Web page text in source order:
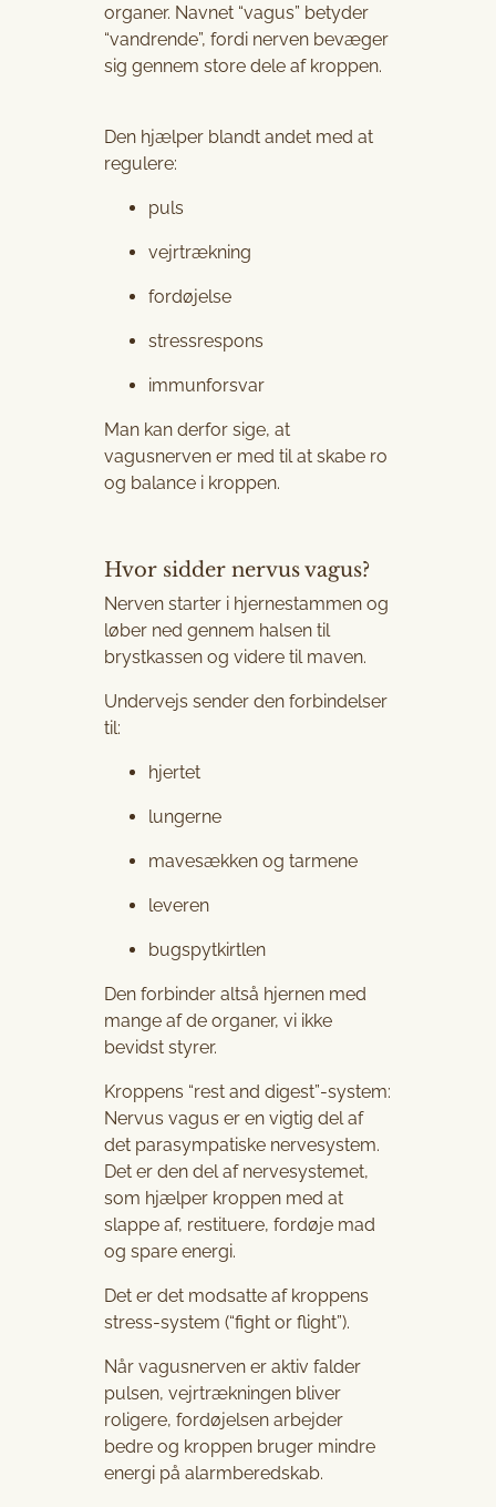
organer. Navnet “vagus” betyder
“vandrende”, fordi nerven bevæger
sig gennem store dele af kroppen.
Den hjælper blandt andet med at
regulere:
puls
vejrtrækning
fordøjelse
stressrespons
immunforsvar
Man kan derfor sige, at
vagusnerven er med til at skabe ro
og balance i kroppen.
Hvor sidder nervus vagus?
Nerven starter i hjernestammen og
løber ned gennem halsen til
brystkassen og videre til maven.
Undervejs sender den forbindelser
til:
hjertet
lungerne
mavesækken og tarmene
leveren
bugspytkirtlen
Den forbinder altså hjernen med
mange af de organer, vi ikke
bevidst styrer.
Kroppens “rest and digest”-system:
Nervus vagus er en vigtig del af
det parasympatiske nervesystem.
Det er den del af nervesystemet,
som hjælper kroppen med at
slappe af, restituere, fordøje mad
og spare energi.
Det er det modsatte af kroppens
stress-system (“fight or flight”).
Når vagusnerven er aktiv falder
pulsen, vejrtrækningen bliver
roligere, fordøjelsen arbejder
bedre og kroppen bruger mindre
energi på alarmberedskab.